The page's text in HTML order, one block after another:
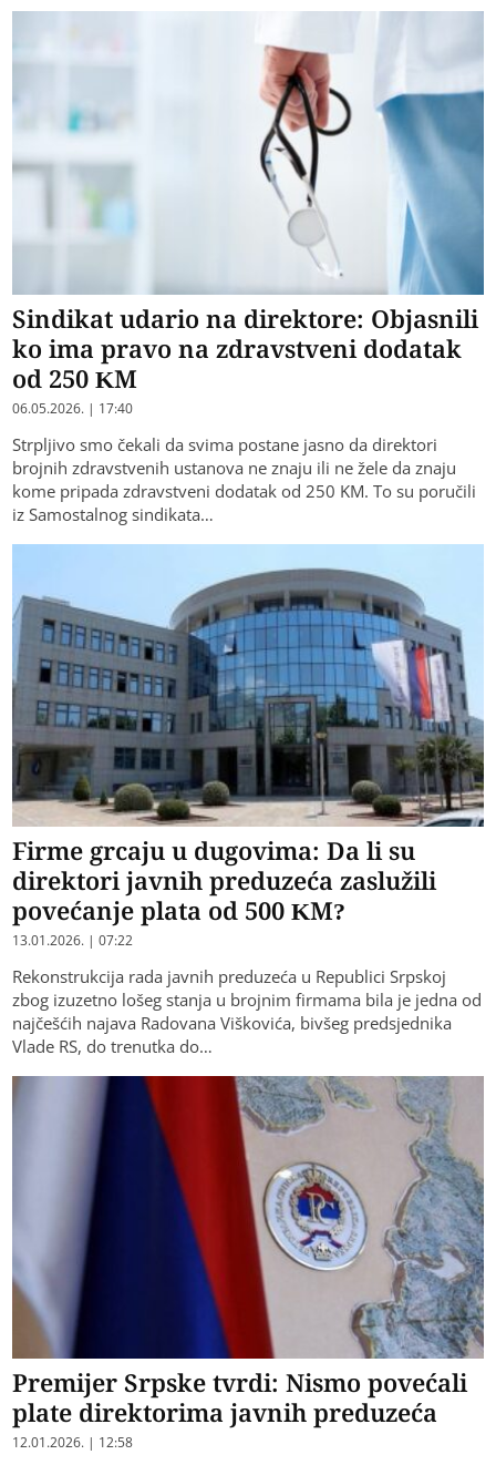
Sindikat udario na direktore: Objasnili
ko ima pravo na zdravstveni dodatak
od 250 KM
06.05.2026. | 17:40
Strpljivo smo čekali da svima postane jasno da direktori
brojnih zdravstvenih ustanova ne znaju ili ne žele da znaju
kome pripada zdravstveni dodatak od 250 KM. To su poručili
iz Samostalnog sindikata…
Firme grcaju u dugovima: Da li su
direktori javnih preduzeća zaslužili
povećanje plata od 500 KM?
13.01.2026. | 07:22
Rekonstrukcija rada javnih preduzeća u Republici Srpskoj
zbog izuzetno lošeg stanja u brojnim firmama bila je jedna od
najčešćih najava Radovana Viškovića, bivšeg predsjednika
Vlade RS, do trenutka do…
Premijer Srpske tvrdi: Nismo povećali
plate direktorima javnih preduzeća
12.01.2026. | 12:58